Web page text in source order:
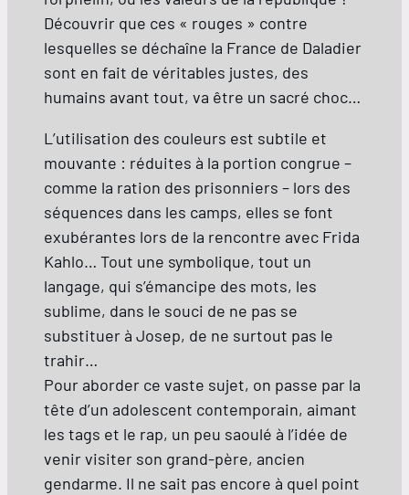
Découvrir que ces « rouges » contre
lesquelles se déchaîne la France de Daladier
sont en fait de véritables justes, des
humains avant tout, va être un sacré choc…
L’utilisation des couleurs est subtile et
mouvante : réduites à la portion congrue –
comme la ration des prisonniers – lors des
séquences dans les camps, elles se font
exubérantes lors de la rencontre avec Frida
Kahlo… Tout une symbolique, tout un
langage, qui s’émancipe des mots, les
sublime, dans le souci de ne pas se
substituer à Josep, de ne surtout pas le
trahir…
Pour aborder ce vaste sujet, on passe par la
tête d’un adolescent contemporain, aimant
les tags et le rap, un peu saoulé à l’idée de
venir visiter son grand-père, ancien
gendarme. Il ne sait pas encore à quel point